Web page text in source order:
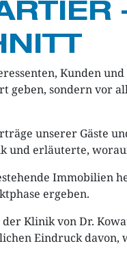
AKTUELLEKunden
geben, sondern vor
unserer Gäste
und erläuterte,
Immobilien
ergeben.
Klinik von Dr.
Eindruck